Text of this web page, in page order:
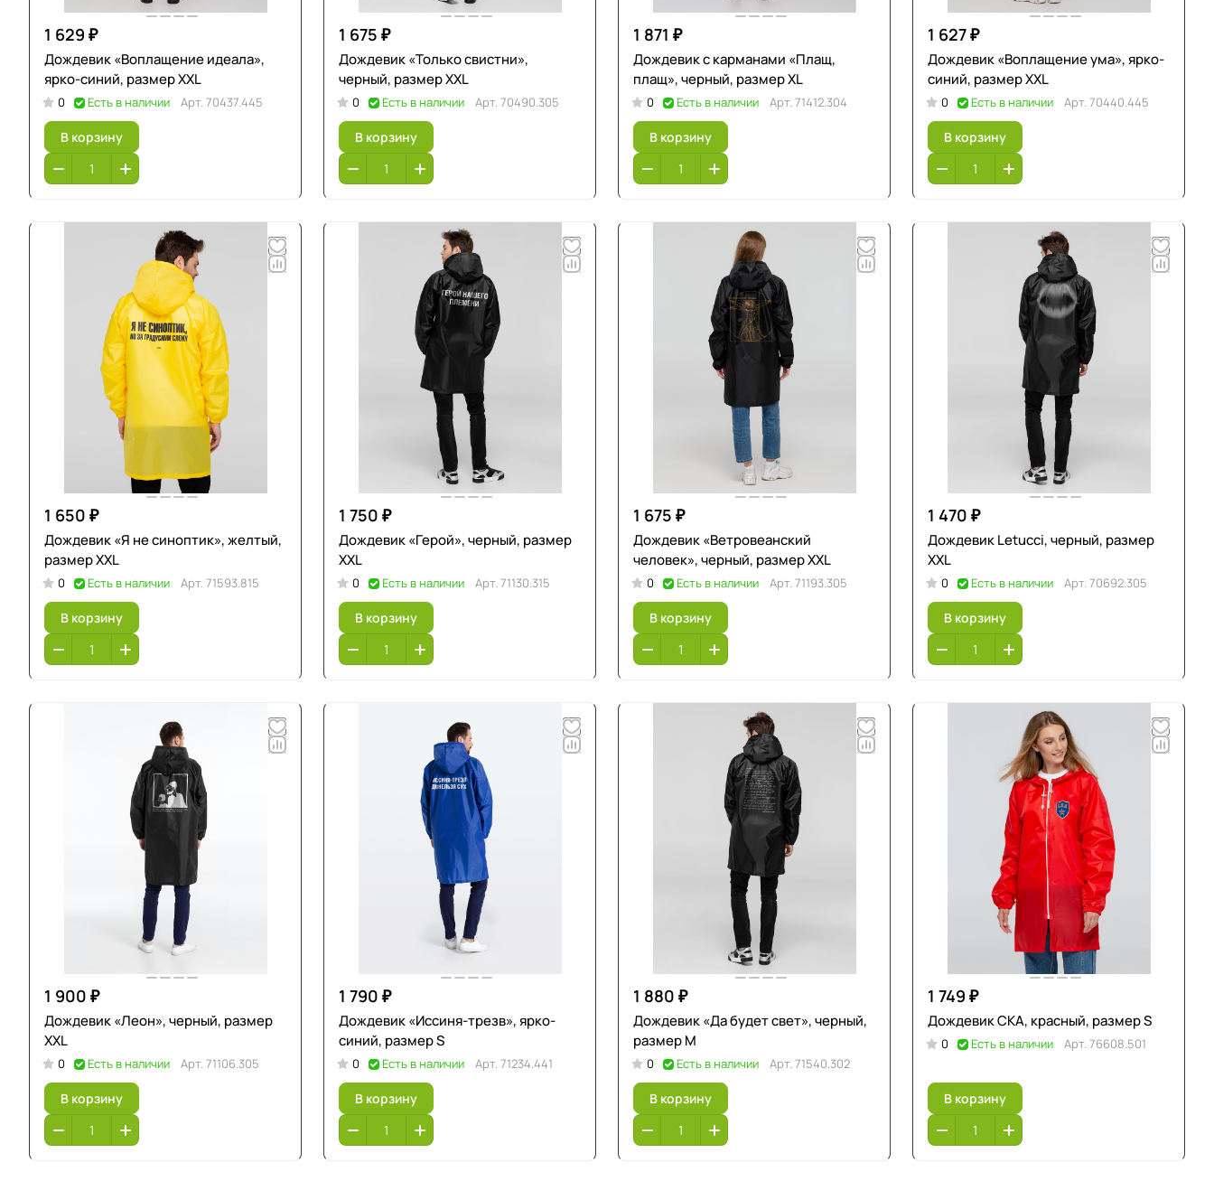
1 629 ₽
Дождевик «Воплащение идеала»,
ярко-синий, размер XXL
0 Есть в наличии Арт. 70437.445
В корзину
1 675 ₽
Дождевик «Только свистни»,
черный, размер XXL
0 Есть в наличии Арт. 70490.305
В корзину
1 871 ₽
Дождевик с карманами «Плащ,
плащ», черный, размер XL
0 Есть в наличии Арт. 71412.304
В корзину
1 627 ₽
Дождевик «Воплащение ума», ярко-
синий, размер XXL
0 Есть в наличии Арт. 70440.445
В корзину
1 650 ₽
Дождевик «Я не синоптик», желтый,
размер XXL
0 Есть в наличии Арт. 71593.815
В корзину
1 750 ₽
Дождевик «Герой», черный, размер
XXL
0 Есть в наличии Арт. 71130.315
В корзину
1 675 ₽
Дождевик «Ветровеанский
человек», черный, размер XXL
0 Есть в наличии Арт. 71193.305
В корзину
1 470 ₽
Дождевик Letucci, черный, размер
XXL
0 Есть в наличии Арт. 70692.305
В корзину
1 900 ₽
Дождевик «Леон», черный, размер
XXL
0 Есть в наличии Арт. 71106.305
В корзину
1 790 ₽
Дождевик «Иссиня-трезв», ярко-
синий, размер S
0 Есть в наличии Арт. 71234.441
В корзину
1 880 ₽
Дождевик «Да будет свет», черный,
размер M
0 Есть в наличии Арт. 71540.302
В корзину
1 749 ₽
Дождевик СКА, красный, размер S
0 Есть в наличии Арт. 76608.501
В корзину